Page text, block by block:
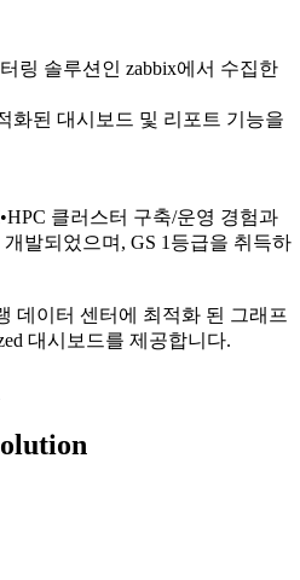
링 솔루션인 zabbix에서 수집한
화된 대시보드 및 리포트 기능을
클러스터 구축/운영 경험과
발되었으며, GS 1등급을 취득하
데이터 센터에 최적화 된 그래프
대시보드를 제공합니다.